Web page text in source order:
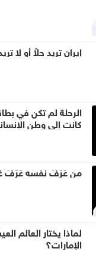
إيران تريد حلاً أو لا
الرحلة لم تكن في
كانت إلى وطن
من عَرَفَ نفسه عَرَفَ
لماذا يختار العالم
الإمارات؟